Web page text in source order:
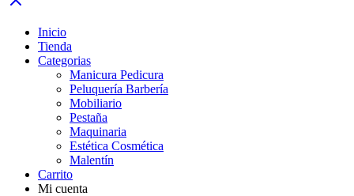
Inicio
Tienda
Categorias
Manicura Pedicura
Peluquería Barbería
Mobiliario
Pestaña
Maquinaria
Estética Cosmética
Malentín
Carrito
Mi cuenta